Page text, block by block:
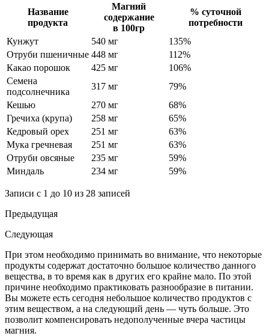
Название
продукта
Магний
содержание
в 100гр
% суточной
потребности
Кунжут
540 мг
135%
Отруби пшеничные 448 мг
112%
Какао порошок
425 мг
106%
Семена
подсолнечника
317 мг
79%
Кешью
270 мг
68%
Гречиха (крупа)
258 мг
65%
Кедровый орех
251 мг
63%
Мука гречневая
251 мг
63%
Отруби овсяные
235 мг
59%
Миндаль
234 мг 59%
Записи с 1 до 10 из 28 записей
Предыдущая
Следующая
При этом необходимо принимать во внимание, что некоторые
продукты содержат достаточно большое количество данного
вещества, в то время как в других его крайне мало. По этой
причине необходимо практиковать разнообразие в питании.
Вы можете есть сегодня небольшое количество продуктов с
этим веществом, а на следующий день — чуть больше. Это
позволит компенсировать недополученные вчера частицы
магния.